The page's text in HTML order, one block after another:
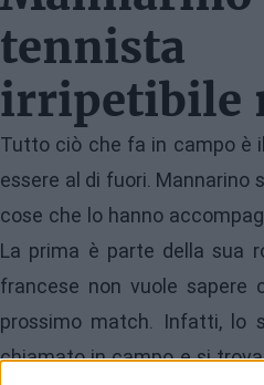
tennista
irripetibile
Tutto ciò che fa in campo è
essere al di fuori. Mannarino
cose che lo hanno
La prima è parte della sua
francese non vuole sapere
prossimo match. Infatti, lo
chiamato in campo e si